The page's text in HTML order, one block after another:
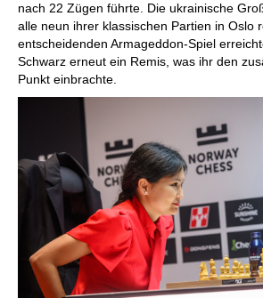
nach 22 Zügen führte. Die ukrainische
alle neun ihrer klassischen Partien in Oslo
entscheidenden Armageddon-Spiel
Schwarz erneut ein Remis, was ihr den
Punkt einbrachte.